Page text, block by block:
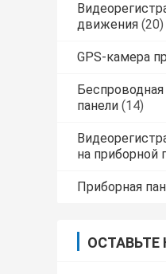
движения (20)
GPS-камера
панели (14)
на приборной
Приборная